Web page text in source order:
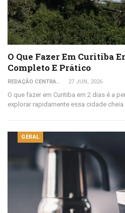
O Que Fazer Em Curitiba
Completo E Prático
REDAÇÃO CENTRAL DO VIAJANTE 27 JUN, 2026
O que fazer em Curitiba em 2 dias é a
explorar rapidamente essa cidade cheia
GERAL